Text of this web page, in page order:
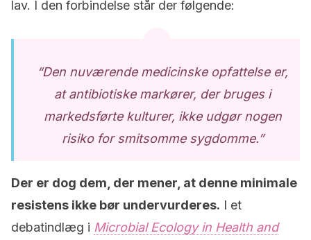
lav. I den forbindelse står der følgende:
“Den nuværende medicinske opfattelse er,
at antibiotiske markører, der bruges i
markedsførte kulturer, ikke udgør nogen
risiko for smitsomme sygdomme.”
Der er dog dem, der mener, at denne minimale
resistens ikke bør undervurderes. I et
debatindlæg i Microbial Ecology in Health and